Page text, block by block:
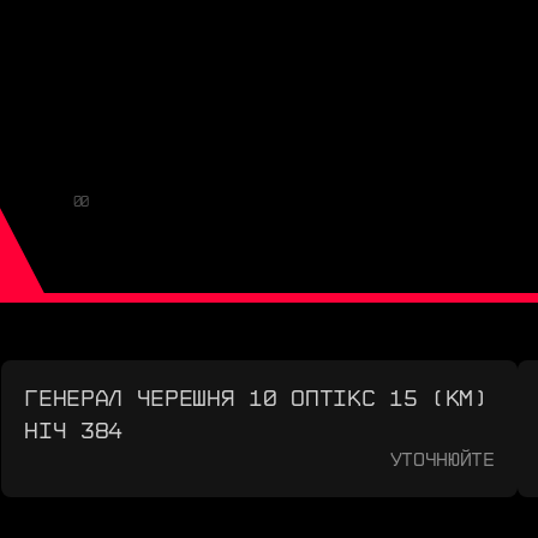
00
ГЕНЕРАЛ ЧЕРЕШНЯ 10 ОПТІКС 15 (КМ)
НІЧ 384
Уточнюйте